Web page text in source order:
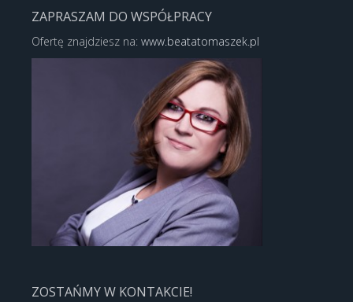
ZAPRASZAM DO WSPÓŁPRACY
Ofertę znajdziesz na: www.beatatomaszek.pl
ZOSTAŃMY W KONTAKCIE!